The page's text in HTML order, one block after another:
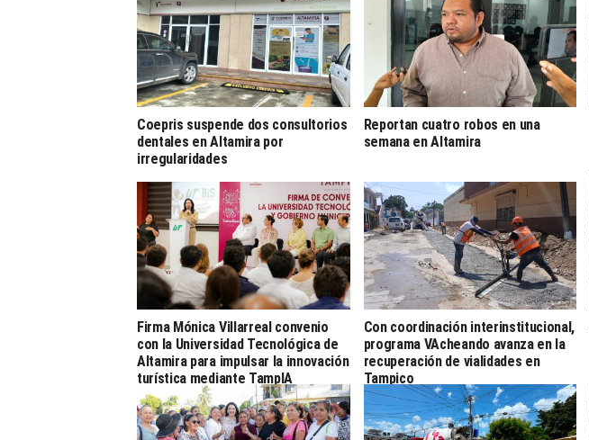
Coepris suspende dos consultorios
dentales en Altamira por
irregularidades
Reportan cuatro robos en una
semana en Altamira
Firma Mónica Villarreal convenio
con la Universidad Tecnológica de
Altamira para impulsar la innovación
turística mediante TampIA
Con coordinación interinstitucional,
programa VAcheando avanza en la
recuperación de vialidades en
Tampico